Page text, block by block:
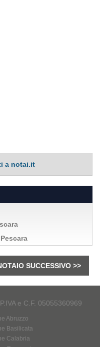
a notai.it
SUCCESSIVO >>
e C.F. 05055360969
Abruzzo
Basilicata
Calabria